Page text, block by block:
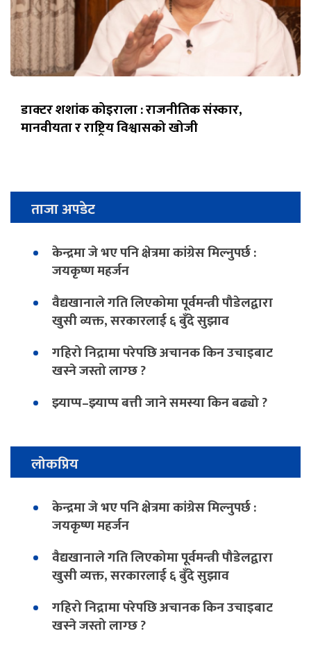
डाक्टर शशांक कोइराला : राजनीतिक संस्कार,
मानवीयता र राष्ट्रिय विश्वासको खोजी
ताजा अपडेट
केन्द्रमा जे भए पनि क्षेत्रमा कांग्रेस मिल्नुपर्छ :
जयकृष्ण महर्जन
वैद्यखानाले गति लिएकोमा पूर्वमन्त्री पौडेलद्वारा
खुसी व्यक्त, सरकारलाई ६ बुँदे सुझाव
गहिरो निद्रामा परेपछि अचानक किन उचाइबाट
खस्ने जस्तो लाग्छ ?
झ्याप्प–झ्याप्प बत्ती जाने समस्या किन बढ्यो ?
लोकप्रिय
केन्द्रमा जे भए पनि क्षेत्रमा कांग्रेस मिल्नुपर्छ :
जयकृष्ण महर्जन
वैद्यखानाले गति लिएकोमा पूर्वमन्त्री पौडेलद्वारा
खुसी व्यक्त, सरकारलाई ६ बुँदे सुझाव
गहिरो निद्रामा परेपछि अचानक किन उचाइबाट
खस्ने जस्तो लाग्छ ?